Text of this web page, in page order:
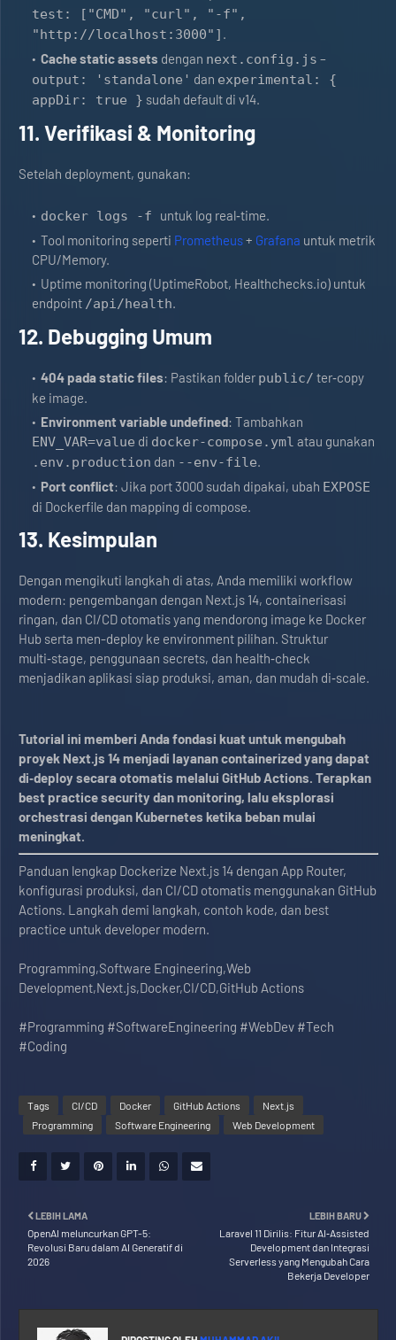
test: ["CMD", "curl", "-f",
"http://localhost:3000"] .
Cache static assets dengan next.config.js –
output: 'standalone' dan experimental: {
appDir: true } sudah default di v14.
11. Verifikasi & Monitoring
Setelah deployment, gunakan:
docker logs -f untuk log real‑time.
Tool monitoring seperti Prometheus+ Grafana untuk metrik
CPU/Memory.
Uptime monitoring (UptimeRobot, Healthchecks.io) untuk
endpoint /api/health.
12. Debugging Umum
404 pada static files: Pastikan folder public/ ter‑copy
ke image.
Environment variable undefined: Tambahkan
ENV_VAR=value di docker-compose.yml atau gunakan
.env.production dan --env-file.
Port conflict: Jika port 3000 sudah dipakai, ubah EXPOSE
di Dockerfile dan mapping di compose.
13. Kesimpulan
Dengan mengikuti langkah di atas, Anda memiliki workflow
modern: pengembangan dengan Next.js 14, containerisasi
ringan, dan CI/CD otomatis yang mendorong image ke Docker
Hub serta men-deploy ke environment pilihan. Struktur
multi‑stage, penggunaan secrets, dan health‑check
menjadikan aplikasi siap produksi, aman, dan mudah di‑scale.
Tutorial ini memberi Anda fondasi kuat untuk mengubah
proyek Next.js 14 menjadi layanan containerized yang dapat
di‑deploy secara otomatis melalui GitHub Actions. Terapkan
best practice security dan monitoring, lalu eksplorasi
orchestrasi dengan Kubernetes ketika beban mulai
meningkat.
Panduan lengkap Dockerize Next.js 14 dengan App Router,
konfigurasi produksi, dan CI/CD otomatis menggunakan GitHub
Actions. Langkah demi langkah, contoh kode, dan best
practice untuk developer modern.
Programming,Software Engineering,Web
Development,Next.js,Docker,CI/CD,GitHub Actions
#Programming #SoftwareEngineering #WebDev #Tech
#Coding
Tags CI/CD Docker GitHub Actions
Next.js
Programming
Software Engineering Web Development
LEBIH BARU
Laravel 11 Dirilis: Fitur AI‑Assisted
Development dan Integrasi
Serverless yang Mengubah Cara
Bekerja Developer
LEBIH LAMA
OpenAI meluncurkan GPT-5:
Revolusi Baru dalam AI Generatif di
2026